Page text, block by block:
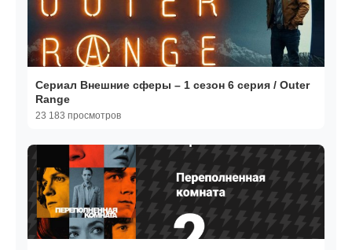
Сериал Внешние сферы – 1 сезон 6 серия / Outer
Range
23 183 просмотров